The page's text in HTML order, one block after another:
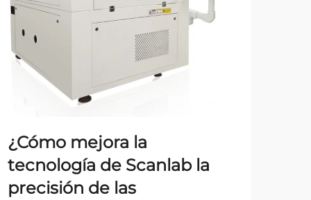
¿Cómo mejora la
tecnología de Scanlab la
precisión de las